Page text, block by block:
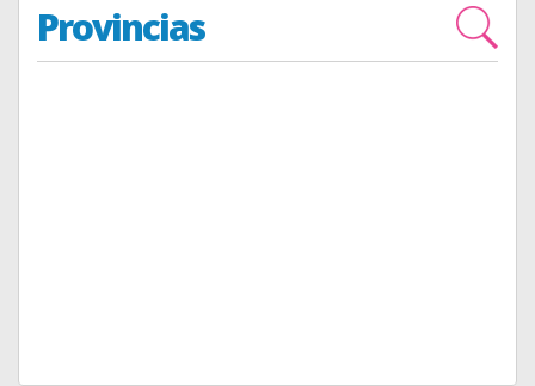
Provincias